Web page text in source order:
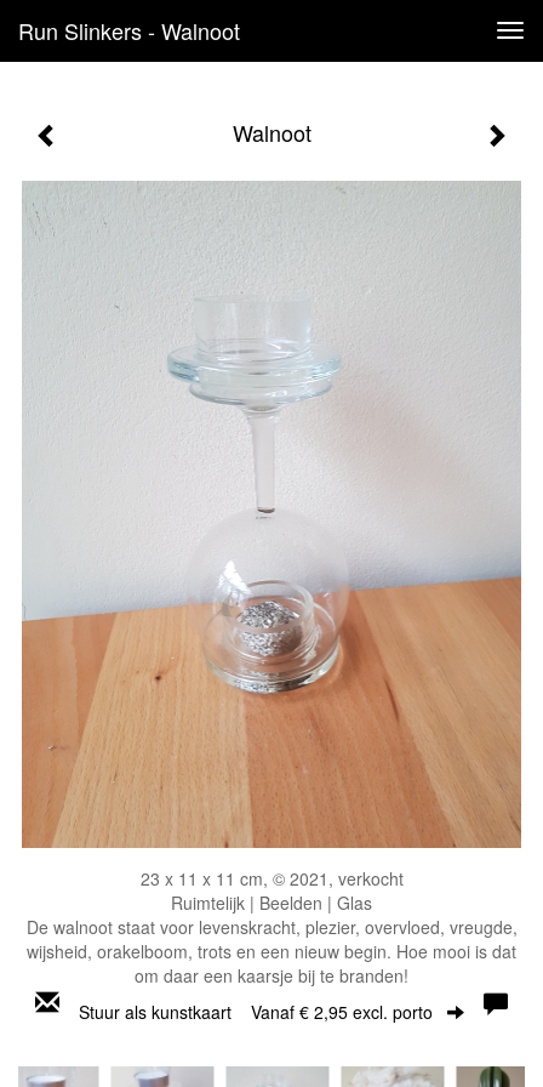
Run Slinkers - Walnoot
Walnoot
23 x 11 x 11 cm, © 2021, verkocht
Ruimtelijk | Beelden | Glas
De walnoot staat voor levenskracht, plezier, overvloed, vreugde,
wijsheid, orakelboom, trots en een nieuw begin. Hoe mooi is dat
om daar een kaarsje bij te branden!
Stuur als kunstkaart Vanaf € 2,95 excl. porto